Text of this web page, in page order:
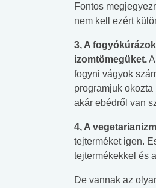
Fontos
nem kell ezért
3, A fogyókúrázok
izomtömegüket.
fogyni vágyok
programjuk
akár ebédről van
4, A
tejterméket igen.
tejtermékekkel és
De vannak az
#Zöldövezet
lábnyomod?